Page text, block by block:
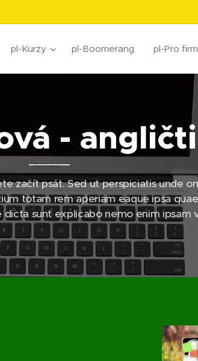
pl-Kurzy pl-Boomerang pl-Pro
-
začít psát. Sed ut perspiciatis unde
totam rem aperiam eaque ipsa
sunt explicabo nemo enim ipsam